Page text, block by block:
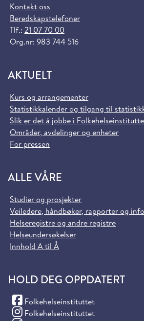
Kontakt oss
Beredskapstelefoner
Tlf.: 21 07 70 00
Org.nr: 983 744 516
AKTUELT
Kurs og arrangementer
Statistikkalender og tilgang til
Slik er det å jobbe i
Områder, avdelinger og enheter
For pressen
ALLE VÅRE
Studier og prosjekter
Veiledere, håndbøker, rapporter og
Helseregistre og andre registre
Helseundersøkelser
Innhold A til Å
HOLD DEG OPPDATERT
Folkehelseinstituttet
(Facebook)
Folkehelseinstituttet
(Instagram)